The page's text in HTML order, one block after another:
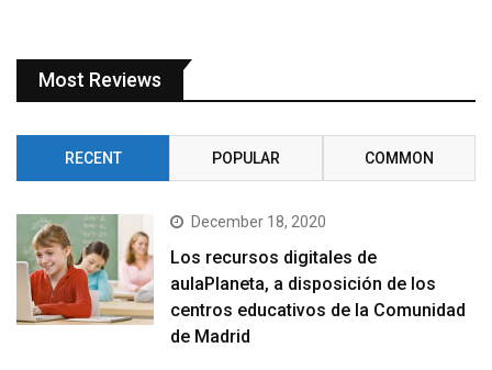
Most Reviews
RECENT POPULAR COMMON
December 18, 2020
Los recursos digitales de
aulaPlaneta, a disposición de los
centros educativos de la Comunidad
de Madrid